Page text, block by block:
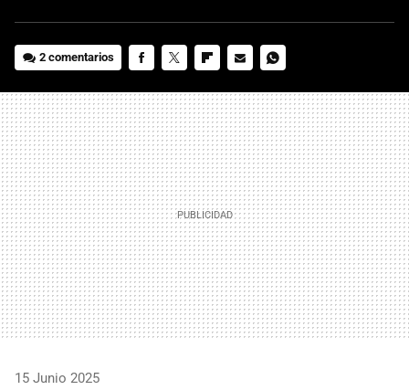
2 comentarios
MAIL
15 Junio 2025